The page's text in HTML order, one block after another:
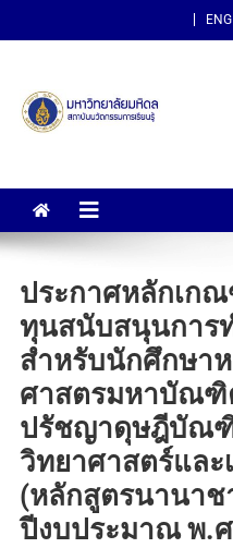
ENG
สถาบันนวัต
ประกาศหลักเก
ทุนสนับสนุนการ
สำหรับนักศึกษา
ศาสตรมหาบัณฑิ
ปรัชญาดุษฎีบัณ
วิทยาศาสตร์และ
(หลักสูตรนานาช
ปีงบประมาณ พ.